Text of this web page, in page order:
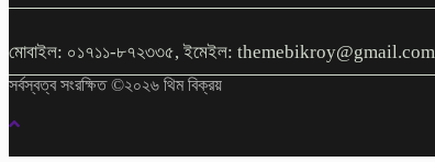
মোবাইল: ০১৭১১-৮৭২৩৩৫, ইমেইল: themebikroy@gmail.com
সর্বস্বত্ব সংরক্ষিত ©২০২৬ থিম বিক্রয়